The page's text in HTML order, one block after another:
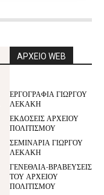
ΑΡΧΕΙΟ WEB
ΕΡΓΟΓΡΑΦΙΑ ΓΙΩΡΓΟΥ
ΛΕΚΑΚΗ
ΕΚΔΟΣΕΙΣ ΑΡΧΕΙΟΥ
ΠΟΛΙΤΙΣΜΟΥ
ΣΕΜΙΝΑΡΙΑ ΓΙΩΡΓΟΥ
ΛΕΚΑΚΗ
ΓΕΝΕΘΛΙΑ-ΒΡΑΒΕΥΣΕΙΣ
ΤΟΥ ΑΡΧΕΙΟΥ
ΠΟΛΙΤΙΣΜΟΥ